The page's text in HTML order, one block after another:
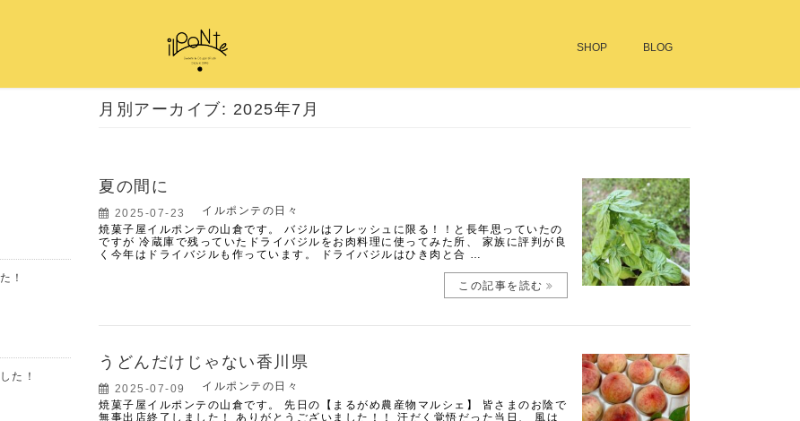
SHOP BLOG
月別アーカイブ: 2025年7月
夏の間に
2025-07-23
イルポンテの日々
焼菓子屋イルポンテの山倉です。 バジルはフレッシュに限る！！と長年思っていたの
ですが 冷蔵庫で残っていたドライバジルをお肉料理に使ってみた所、 家族に評判が良
く今年はドライバジルも作っています。 ドライバジルはひき肉と合 …
この記事を読む
うどんだけじゃない香川県
2025-07-09
イルポンテの日々
焼菓子屋イルポンテの山倉です。 先日の【まるがめ農産物マルシェ】 皆さまのお陰で
無事出店終了しました！ ありがとうございました！！ 汗だく覚悟だった当日、 風は
！
た！